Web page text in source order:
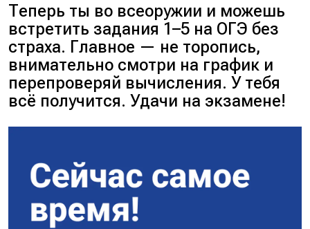
Теперь ты во всеоружии и можешь
встретить задания 1–5 на ОГЭ без
страха. Главное — не торопись,
внимательно смотри на график и
перепроверяй вычисления. У тебя
всё получится. Удачи на экзамене!